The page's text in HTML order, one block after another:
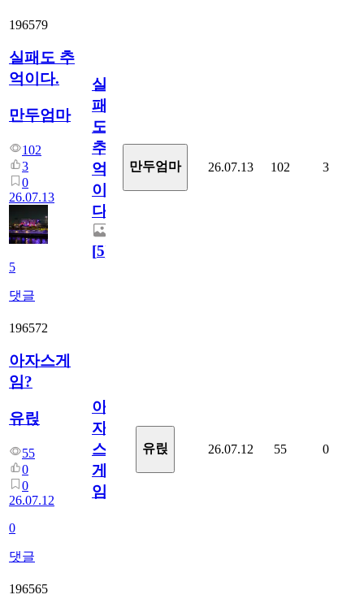
196579
실패도 추
억이다.
만두엄마
102
3
0
26.07.13
5
댓글
실
패
도
추
억
이
다.
[5]
만두엄마 26.07.13 102 3
196572
아자스게
임?
유릱
55
0
0
26.07.12
0
댓글
아
자
스
게
임?
유릱 26.07.12 55 0
196565